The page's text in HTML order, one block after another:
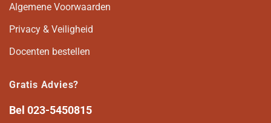
Algemene Voorwaarden
Privacy & Veiligheid
Docenten bestellen
Gratis Advies?
Bel 023-5450815